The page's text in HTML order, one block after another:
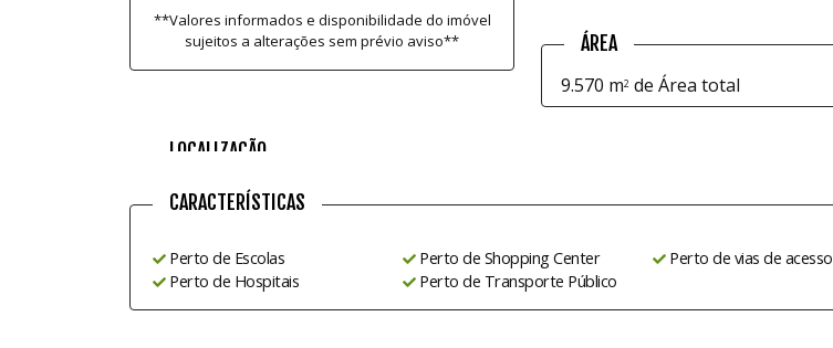
**Valores informados e disponibilidade do imóvel
sujeitos a alterações sem prévio aviso**
LOCALIZAÇÃO
ÁREA
9.570 m2 de Área total
CARACTERÍSTICAS
Perto de Escolas
Perto de Hospitais
Perto de Shopping Center
Perto de Transporte Público
Perto de vias de acesso